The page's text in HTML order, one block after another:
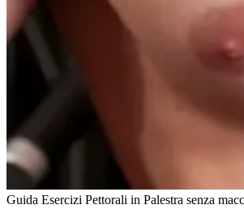
Guida Esercizi Pettorali in Palestra senza